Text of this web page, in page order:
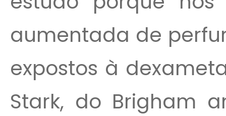
aumentada de
expostos à
Stark, do Brigham